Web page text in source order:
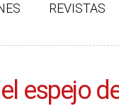
REVISTAS
espejo